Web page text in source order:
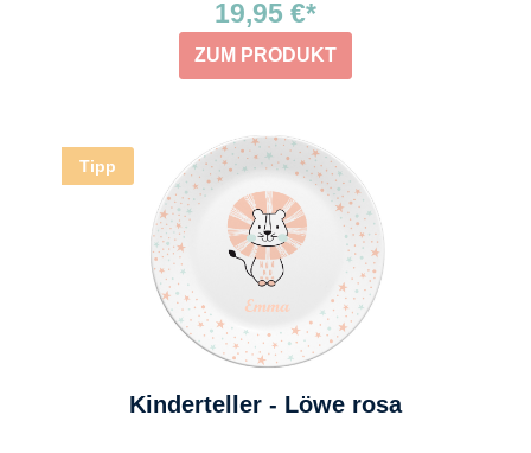
19,95 €*
ZUM PRODUKT
Tipp
Kinderteller - Löwe rosa